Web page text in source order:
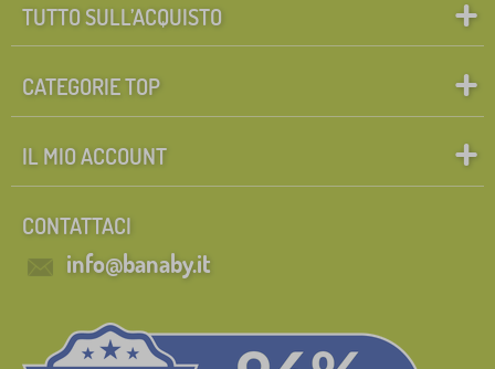
TUTTO SULL’ACQUISTO
CATEGORIE TOP
IL MIO ACCOUNT
CONTATTACI
info@banaby.it